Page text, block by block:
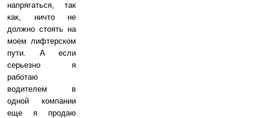
напрягаться, так
как, ничто не
должно стоять на
моем лифтерском
пути. А если
серьезно я
работаю
водителем в
одной компании
еще я продаю